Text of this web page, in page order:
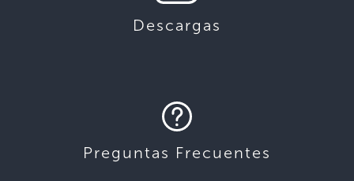
Descargas
Preguntas Frecuentes